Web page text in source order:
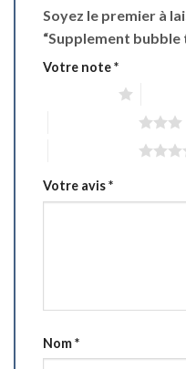
Soyez le premier à
“Supplement bubble
Votre note*
Votre avis*
Nom*